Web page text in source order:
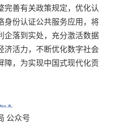
完善有关政策规定，优化认
身份认证公共服务应用，将
企落到实处，充分激活数据
济活力，不断优化数字社会
障，为实现中国式现代化贡
公众号